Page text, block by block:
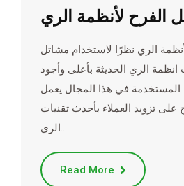
الفرح لأنظمة الري
الري نظرًا لاستخدام مشاتل
الري الحديثة بأعلى وأجود
المستخدمة في هذا المجال يعمل
على تزويد العملاء بأحدث تقنيات
الري…
Read More